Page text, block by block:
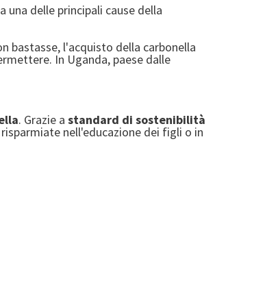
una delle principali cause della
bastasse, l'acquisto della carbonella
In Uganda, paese dalle
. Grazie a standard di sostenibilità
nell'educazione dei figli o in